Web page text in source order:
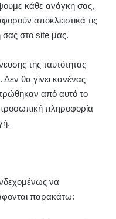
κάθε ανάγκη σας,
αποκλειστικά τις
σας στο site μας.
της ταυτότητας
Δεν θα γίνει κανένας
από αυτό το
πληροφορία
να
παρακάτω: